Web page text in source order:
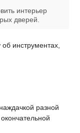
интерьер
дверей.
инструментах,
разной